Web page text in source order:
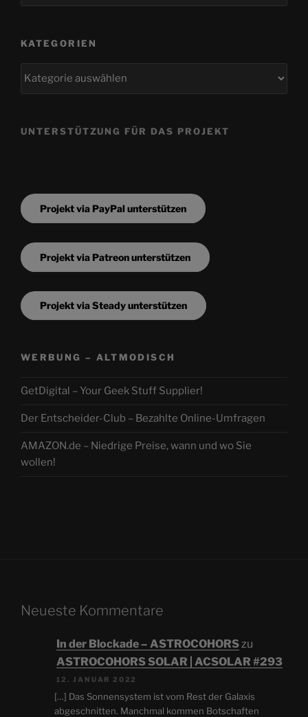
KATEGORIEN
UNTERSTÜTZUNG FÜR DAS PROJEKT
Projekt via PayPal unterstützen
Projekt via Patreon unterstützen
Projekt via Steady unterstützen
WERBUNG – ALTMODISCH
GetDigital – Your Geek Stuff Supplier!
Der Entscheider-Club – Bezahlte Online-Umfragen
AMAZON.de – Niedrige Preise, wann und wo Sie
wollen!
Neueste Kommentare
In der Blockade – ASTROCOHORSzu
ASTROCOHORS SOLAR | ACSOLAR #293
12. JANUAR 2022
[…] Das Sonnensystem ist vom Rest der Galaxis
abgeschnitten. Manchmal kommen Botschaften